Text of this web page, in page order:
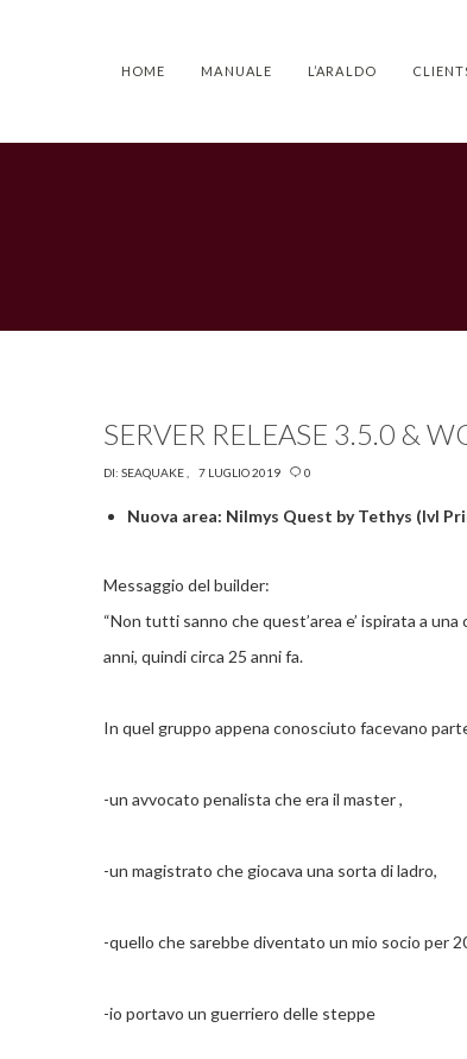
HOME MANUALE L’ARALDO
SERVER RELEASE 3.5.0 &
DI: SEAQUAKE 7 LUGLIO 2019 0
Nuova area: Nilmys Quest by Tethys (lvl
Messaggio del builder:
“Non tutti sanno che quest’area e’ ispirata a
anni, quindi circa 25 anni fa.
In quel gruppo appena conosciuto facevano
-un avvocato penalista che era il master ,
-un magistrato che giocava una sorta di ladro,
-quello che sarebbe diventato un mio socio per
-io portavo un guerriero delle steppe